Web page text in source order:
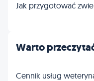
Jak przygotować
Warto
Cennik usług